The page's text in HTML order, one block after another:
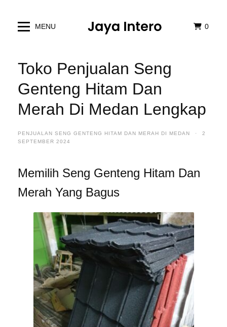
MENU 0
Toko Penjualan Seng
Genteng Hitam Dan
Merah Di Medan Lengkap
PENJUALAN SENG GENTENG HITAM DAN MERAH DI MEDAN ·
2
SEPTEMBER 2024
Memilih Seng Genteng Hitam Dan
Merah Yang Bagus